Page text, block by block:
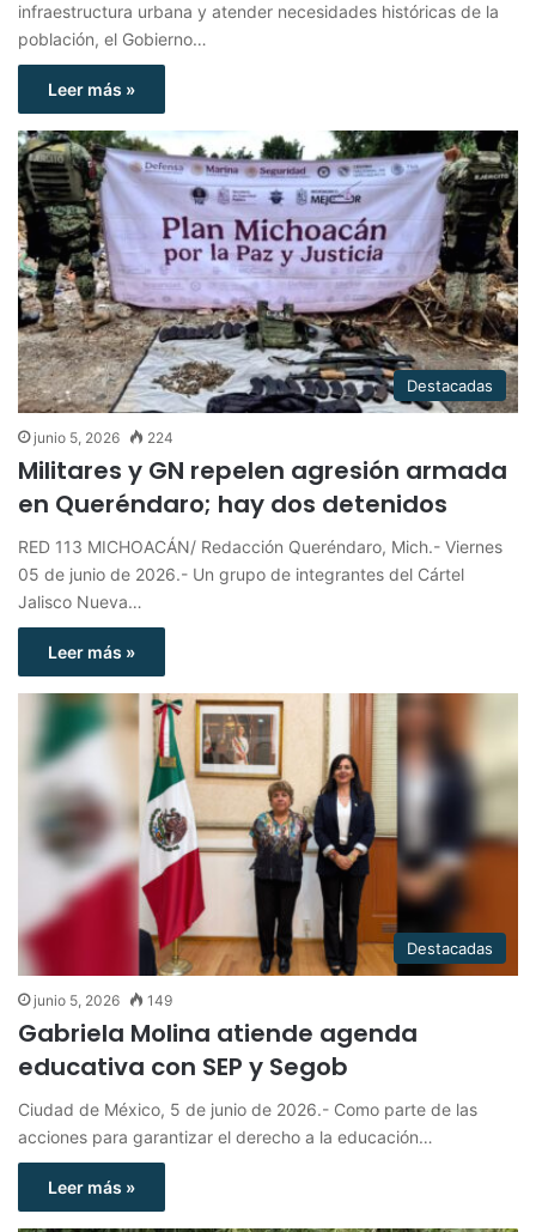
infraestructura urbana y atender necesidades históricas de la
población, el Gobierno…
Leer más »
Destacadas
junio 5, 2026 224
Militares y GN repelen agresión armada
en Queréndaro; hay dos detenidos
RED 113 MICHOACÁN/ Redacción Queréndaro, Mich.- Viernes
05 de junio de 2026.- Un grupo de integrantes del Cártel
Jalisco Nueva…
Leer más »
Destacadas
junio 5, 2026 149
Gabriela Molina atiende agenda
educativa con SEP y Segob
Ciudad de México, 5 de junio de 2026.- Como parte de las
acciones para garantizar el derecho a la educación…
Leer más »